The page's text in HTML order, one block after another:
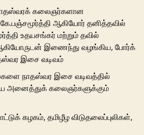
கலைஞர்களான
ஆகியோர் தனித்தவில்
உதயசங்கர் மற்றும் தவில்
இணைந்து வழங்கிய, போர்க்
இசை வடிவம்
நாதஸ்வர இசை வடிவத்தில்
அனைத்துக் கலைஞர்களுக்கும்
கழகம், தமிழீழ விடுதலைப்புலிகள்,